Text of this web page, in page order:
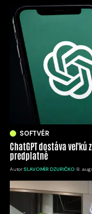
SOFTVÉR
ChatGPT dostáva
predplatné
Autor:SLAVOMÍR DZURIČKO 8.